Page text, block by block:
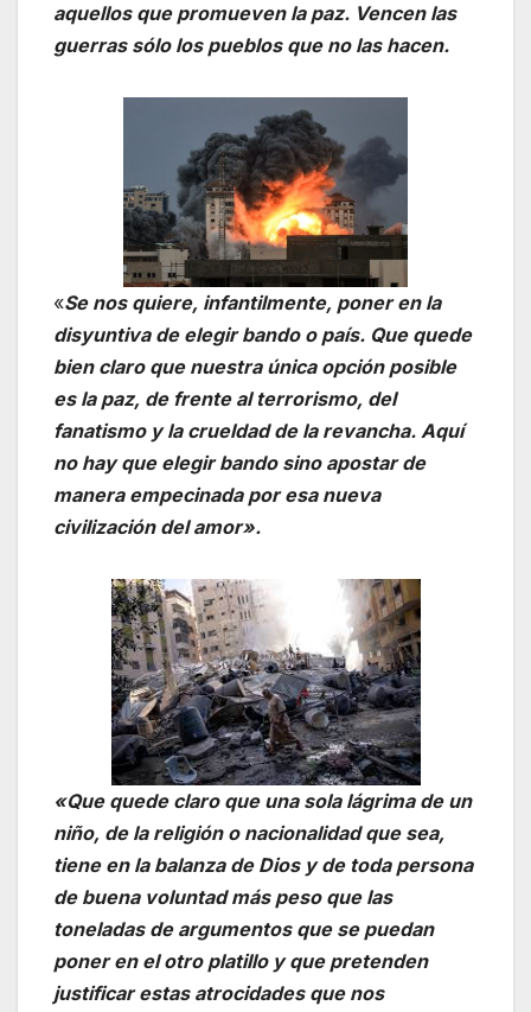
aquellos que promueven la paz. Vencen las
guerras sólo los pueblos que no las hacen.
«Se nos quiere, infantilmente, poner en la
disyuntiva de elegir bando o país. Que quede
bien claro que nuestra única opción posible
es la paz, de frente al terrorismo, del
fanatismo y la crueldad de la revancha. Aquí
no hay que elegir bando sino apostar de
manera empecinada por esa nueva
civilización del amor».
«Que quede claro que una sola lágrima de un
niño, de la religión o nacionalidad que sea,
tiene en la balanza de Dios y de toda persona
de buena voluntad más peso que las
toneladas de argumentos que se puedan
poner en el otro platillo y que pretenden
justificar estas atrocidades que nos